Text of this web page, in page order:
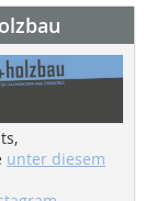
unter diesem